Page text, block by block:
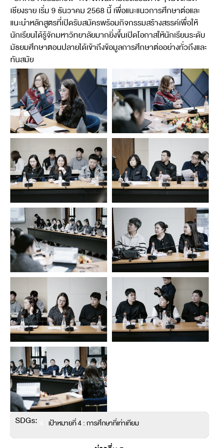
เชียงราย เริ่ม 9 ธันวาคม 2568 นี้ เพื่อแนะแนวการศึกษาต่อและ
แนะนำหลักสูตรที่เปิดรับสมัครพร้อมกิจกรรมสร้างสรรค์เพื่อให้
นักเรียนได้รู้จักมหาวิทยาลัยมากยิ่งขึ้นเปิดโอกาสให้นักเรียนระดับ
มัธยมศึกษาตอนปลายได้เข้าถึงข้อมูลการศึกษาต่ออย่างทั่วถึงและ
ทันสมัย
SDGs: เป้าหมายที่ 4 : การศึกษาที่เท่าเทียม